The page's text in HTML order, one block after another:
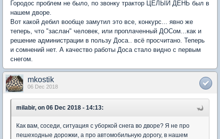
Городос проблем не было, по звонку трактор ЦЕЛЫЙ ДЕНЬ был в
нашем дворе.
Вот какой дебил вообще замутил это все, конкурс... явно же
теперь, что "заслан" человек, или проплаченный ДОСом...как и
решение администрации в пользу Доса.. всё просчитано. Теперь
и сомнений нет. А качество работы Доса стало видно с первым
снегом.
mkostik
06 Dec 2018
milabir, on 06 Dec 2018 - 14:13:
Как вам, соседи, ситуация с уборкой снега во дворе? Я не про
пешеходные дорожки, а про автомобильную дорогу, в нашем